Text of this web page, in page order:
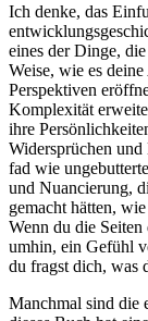
Ich denke, das
eines der Dinge,
Weise, wie es
Perspektiven
Komplexität
ihre
Widersprüchen
fad wie
und Nuancierung,
gemacht hätten,
Wenn du die Seiten
umhin, ein Gefühl
du fragst dich, was
Manchmal sind die